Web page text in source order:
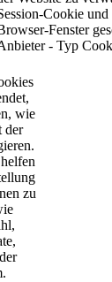
Cookie
Fenster
- Typ
wie
der
zu